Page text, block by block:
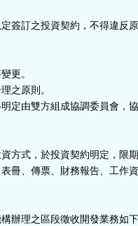
簽訂之投資契約，不得違反
更。
之原則。
定由雙方組成協調委員會，
方式，於投資契約明定，限
冊、傳票、財務報告、工作
辦理之區段徵收開發業務如